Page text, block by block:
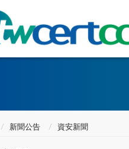
新聞公告 資安新聞